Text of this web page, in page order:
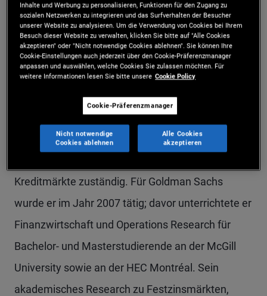
privaten Kreditprodukten zu gewährleisten.
Darüber hinaus arbeitet er mit Kunden- und
Produktteams zusammen, um hauseigene
Systeme, Daten und Modelle zu entwickeln, und
berät Kunden zu komplexen Anlagelösungen. Vor
seinem Wechsel zu PIMCO im Jahr 2026 war er
bei Goldman Sachs als leitender Kreditstratege für
Kreditmärkte zuständig. Für Goldman Sachs
wurde er im Jahr 2007 tätig; davor unterrichtete er
Finanzwirtschaft und Operations Research für
Bachelor- und Masterstudierende an der McGill
University sowie an der HEC Montréal. Sein
akademisches Research zu Festzinsmärkten,
Inhalte und Werbung zu personalisieren, Funktionen für den Zugang zu
sozialen Netzwerken zu integrieren und das Surfverhalten der Besucher
unserer Website zu analysieren. Um die Verwendung von Cookies bei Ihrem
Besuch dieser Website zu verwalten, klicken Sie bitte auf "Alle Cookies
akzeptieren" oder "Nicht notwendige Cookies ablehnen". Sie können Ihre
Cookie-Einstellungen auch jederzeit über den Cookie-Präferenzmanager
anpassen und auswählen, welche Cookies Sie zulassen möchten. Für
weitere Informationen lesen Sie bitte unsere Cookie Policy
Cookie-Präferenzmanager
Nicht notwendige
Cookies ablehnen
Alle Cookies
akzeptieren